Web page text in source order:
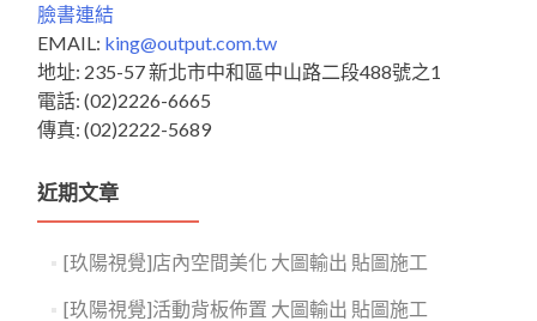
臉書連結
EMAIL: king@output.com.tw
地址: 235-57 新北市中和區中山路二段488號之1
電話: (02)2226-6665
傳真: (02)2222-5689
近期文章
[玖陽視覺]店內空間美化 大圖輸出 貼圖施工
[玖陽視覺]活動背板佈置 大圖輸出 貼圖施工